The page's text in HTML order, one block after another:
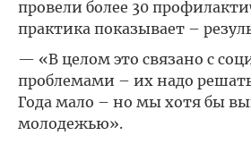
провели более 30
практика показывает –
— «В целом это связано с
проблемами – их надо
Года мало – но мы хотя бы
молодежью».